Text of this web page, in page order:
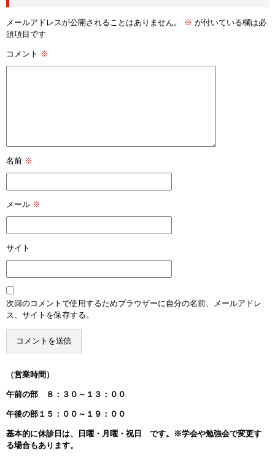
メールアドレスが公開されることはありません。 ※ が付いている欄は必
須項目です
コメント ※
名前 ※
メール ※
サイト
次回のコメントで使用するためブラウザーに自分の名前、メールアドレ
ス、サイトを保存する。
（営業時間）
午前の部 ８：３０～１３：００
午後の部１５：００～１９：００
基本的に休診日は、日曜・月曜・祝日 です。※学会や勉強会で変更す
る場合もあります。